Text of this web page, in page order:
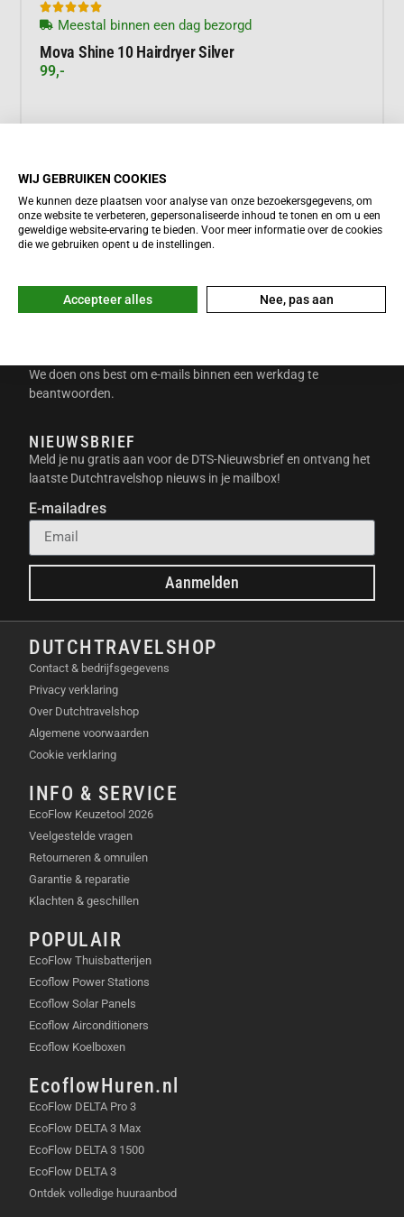

Meestal binnen een dag bezorgd
Mova Shine 10 Hairdryer Silver
99,-
HULP NODIG?
We doen ons best om e-mails binnen een werkdag te
beantwoorden.
NIEUWSBRIEF
Meld je nu gratis aan voor de DTS-Nieuwsbrief en ontvang het
laatste Dutchtravelshop nieuws in je mailbox!
E-mailadres
Aanmelden
DUTCHTRAVELSHOP
Contact & bedrijfsgegevens
Privacy verklaring
Over Dutchtravelshop
Algemene voorwaarden
Cookie verklaring
INFO & SERVICE
EcoFlow Keuzetool 2026
Veelgestelde vragen
Retourneren & omruilen
Garantie & reparatie
Klachten & geschillen
POPULAIR
EcoFlow Thuisbatterijen
Ecoflow Power Stations
Ecoflow Solar Panels
Ecoflow Airconditioners
Ecoflow Koelboxen
EcoflowHuren.nl
EcoFlow DELTA Pro 3
EcoFlow DELTA 3 Max
EcoFlow DELTA 3 1500
EcoFlow DELTA 3
Ontdek volledige huuraanbod
WIJ GEBRUIKEN COOKIES
We kunnen deze plaatsen voor analyse van onze bezoekersgegevens, om
onze website te verbeteren, gepersonaliseerde inhoud te tonen en om u een
geweldige website-ervaring te bieden. Voor meer informatie over de cookies
die we gebruiken opent u de instellingen.
Accepteer alles Nee, pas aan